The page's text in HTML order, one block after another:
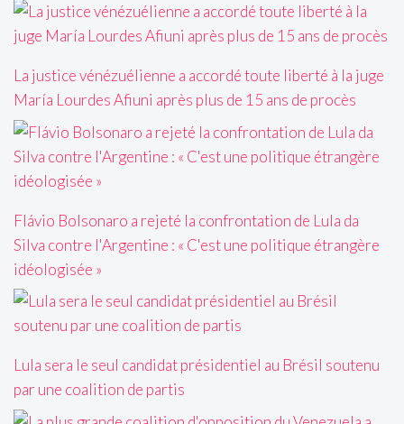
La justice vénézuélienne a accordé toute liberté à la juge
María Lourdes Afiuni après plus de 15 ans de procès
Flávio Bolsonaro a rejeté la confrontation de Lula da
Silva contre l'Argentine : « C'est une politique étrangère
idéologisée »
Lula sera le seul candidat présidentiel au Brésil soutenu
par une coalition de partis